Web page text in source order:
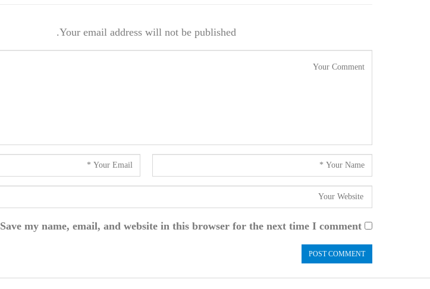
Your email address will not be published.
Save my name, email, and website in this browser for the next time I comment.